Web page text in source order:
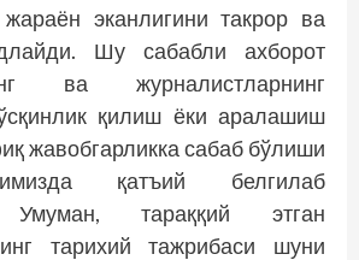
жараён эканлигини такрор ва
Шу сабабли ахборот
ва журналистларнинг
қилиш ёки аралашиш
жавобгарликка сабаб бўлиши
қатъий белгилаб
Умуман, тараққий этган
тарихий тажрибаси шуни